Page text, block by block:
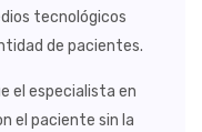
tecnológicos
de pacientes.
el especialista en
el paciente sin la